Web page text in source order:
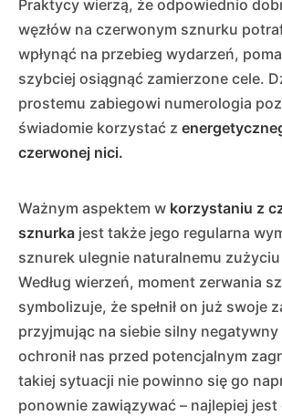
Praktycy wierzą, że odpowiednio
węzłów na czerwonym sznurku
wpłynąć na przebieg wydarzeń,
szybciej osiągnąć zamierzone cele.
prostemu zabiegowi numerologia
świadomie korzystać z
czerwonej nici.
Ważnym aspektem w korzystaniu z
sznurka jest także jego regularna
sznurek ulegnie naturalnemu
Według wierzeń, moment zerwania
symbolizuje, że spełnił on już swoje
przyjmując na siebie silny negatywny
ochronił nas przed potencjalnym
takiej sytuacji nie powinno się go
ponownie zawiązywać – najlepiej jest